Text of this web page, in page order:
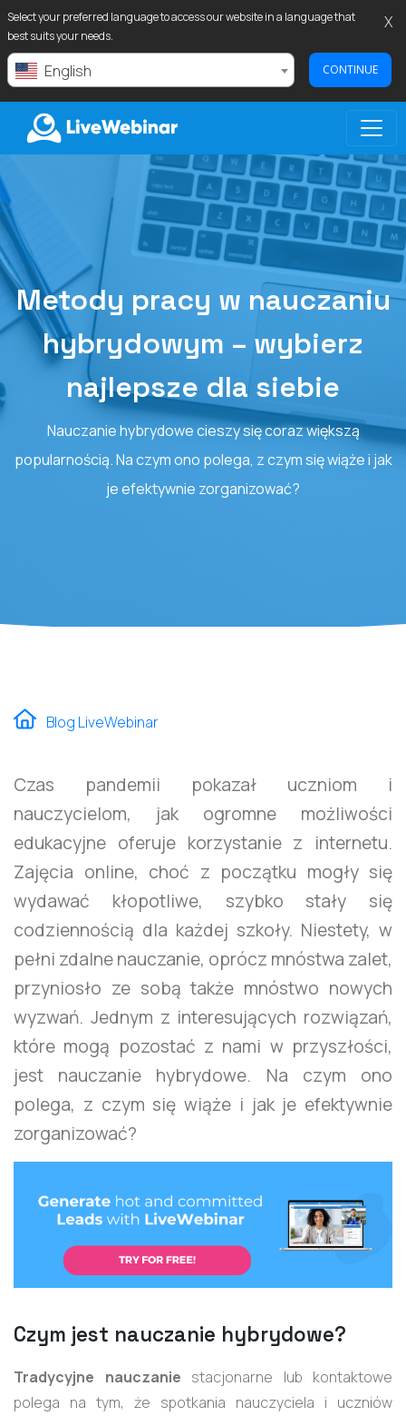
Select your preferred language to access our website in a language that
best suits your needs.
English CONTINUE
X
LIVEWEBINAR.COM
Metody pracy w nauczaniu
hybrydowym – wybierz
najlepsze dla siebie
Nauczanie hybrydowe cieszy się coraz większą
popularnością. Na czym ono polega, z czym się wiąże i jak
je efektywnie zorganizować?
Blog LiveWebinar
Czas pandemii pokazał uczniom i
nauczycielom, jak ogromne możliwości
edukacyjne oferuje korzystanie z internetu.
Zajęcia online, choć z początku mogły się
wydawać kłopotliwe, szybko stały się
codziennością dla każdej szkoły. Niestety, w
pełni zdalne nauczanie, oprócz mnóstwa zalet,
przyniosło ze sobą także mnóstwo nowych
wyzwań. Jednym z interesujących rozwiązań,
które mogą pozostać z nami w przyszłości,
jest nauczanie hybrydowe. Na czym ono
polega, z czym się wiąże i jak je efektywnie
zorganizować?
Czym jest nauczanie hybrydowe?
Tradycyjne nauczanie stacjonarne lub kontaktowe
polega na tym, że spotkania nauczyciela i uczniów